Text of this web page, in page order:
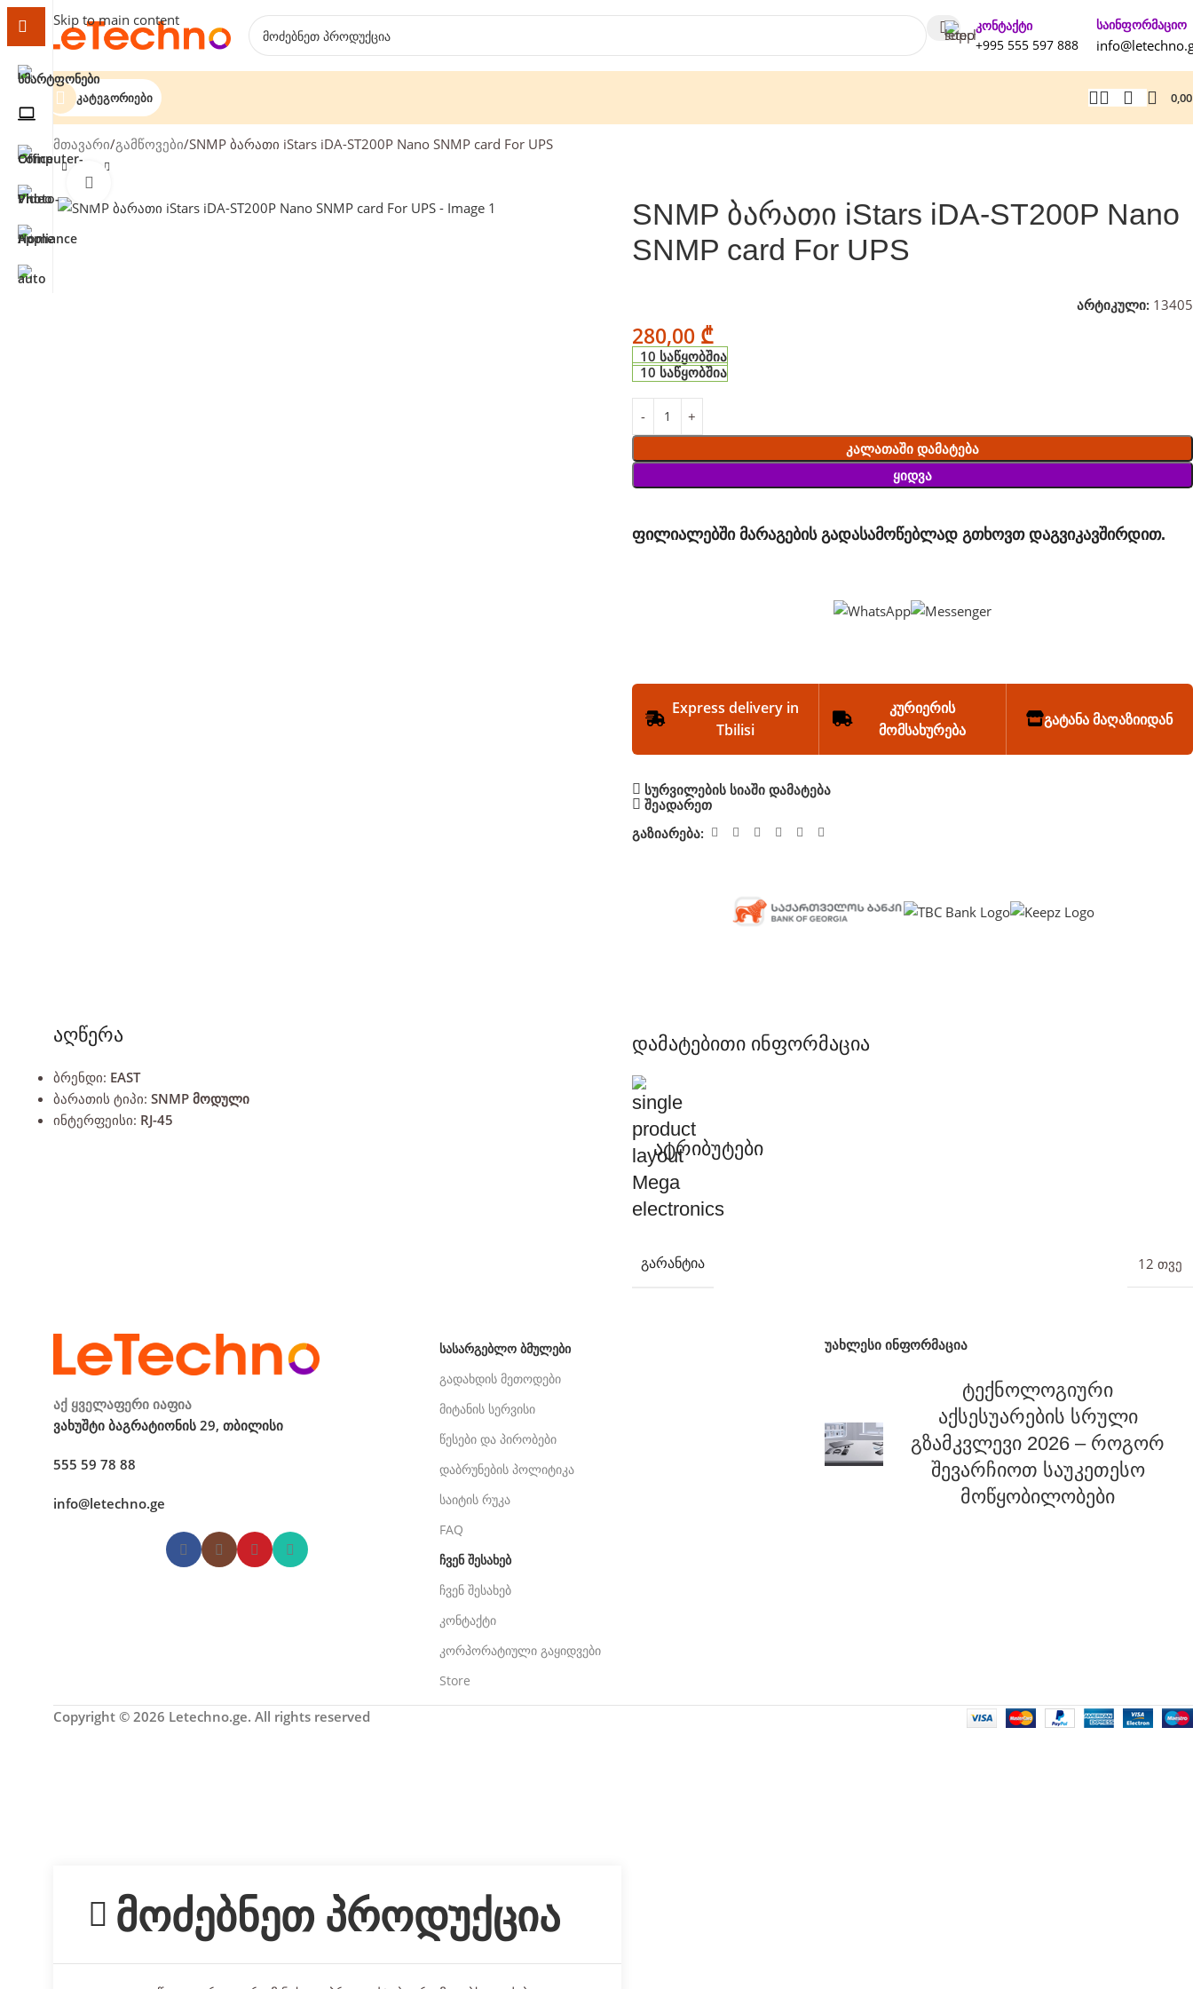
Skip to main content
კონტაქტი
+995 555 597 888
საინფორმაციო
Კატეგორიები
მთავარი გამწოვები SNMP ბარათი iStars iDA-ST200P Nano SNMP card For UPS
SNMP ბარათი iStars iDA-ST200P Nano
SNMP card For UPS
არტიკული: 13405
280,00 ₾
10 საწყობშია
10 საწყობშია
Კალათაში Დამატება
Ყიდვა
ფილიალებში მარაგების გადასამოწებლად გთხოვთ დაგვიკავშირდით.
Express delivery in
Tbilisi
კურიერის
მომსახურება
გატანა მაღაზიიდან
სურვილების სიაში დამატება
შეადარეთ
გაზიარება:
აღწერა
ბრენდი: EAST
ბარათის ტიპი: SNMP მოდული
ინტერფეისი: RJ-45
დამატებითი ინფორმაცია
ატრიბუტები
ᲒᲐᲠᲐᲜᲢᲘᲐ 12 თვე
აქ ყველაფერი იაფია
ვახუშტი ბაგრატიონის 29, თბილისი
555 59 78 88
info@letechno.ge
ᲡᲐᲡᲐᲠᲒᲔᲑᲚᲝ ᲑᲛᲣᲚᲔᲑᲘ
გადახდის მეთოდები
მიტანის სერვისი
წესები და პირობები
დაბრუნების პოლიტიკა
საიტის რუკა
FAQ
ᲩᲕᲔᲜ ᲨᲔᲡᲐᲮᲔᲑ
ჩვენ შესახებ
კონტაქტი
კორპორატიული გაყიდვები
Store
უახლესი ინფორმაცია
ტექნოლოგიური
აქსესუარების სრული
გზამკვლევი 2026 – როგორ
შევარჩიოთ საუკეთესო
მოწყობილობები
Copyright © 2026 Letechno.ge. All rights reserved